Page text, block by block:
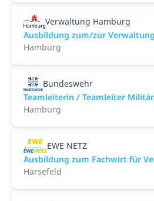
Verwaltung Hamburg
Ausbildung zum/zur
Hamburg
Bundeswehr
Teamleiterin / Teamleiter
Hamburg
EWE NETZ
Ausbildung zum Fachwirt für
Harsefeld